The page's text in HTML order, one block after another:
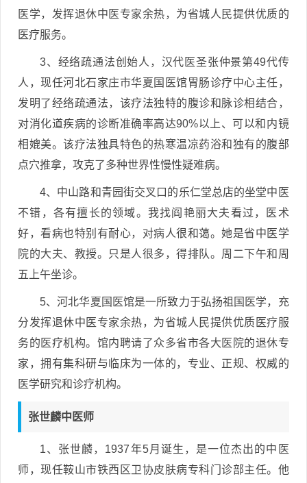
医学，发挥退休中医专家余热，为省城人民提供优质的
医疗服务。
3、经络疏通法创始人，汉代医圣张仲景第49代传
人，现任河北石家庄市华夏国医馆胃肠诊疗中心主任，
发明了经络疏通法，该疗法独特的腹诊和脉诊相结合，
对消化道疾病的诊断准确率高达90%以上、可以和内镜
相媲美。该疗法独具特色的热寒温凉药浴和独有的腹部
点穴推拿，攻克了多种世界性慢性疑难病。
4、中山路和青园街交叉口的乐仁堂总店的坐堂中医
不错，各有擅长的领域。我找阎艳丽大夫看过，医术
好，看病也特别有耐心，对病人很和蔼。她是省中医学
院的大夫、教授。只是人很多，得排队。周二下午和周
五上午坐诊。
5、河北华夏国医馆是一所致力于弘扬祖国医学，充
分发挥退休中医专家余热，为省城人民提供优质医疗服
务的医疗机构。馆内聘请了众多省市各大医院的退休专
家，拥有集科研与临床为一体的，专业、正规、权威的
医学研究和诊疗机构。
张世麟中医师
1、张世麟，1937年5月诞生，是一位杰出的中医
师，现任鞍山市铁西区卫协皮肤病专科门诊部主任。他